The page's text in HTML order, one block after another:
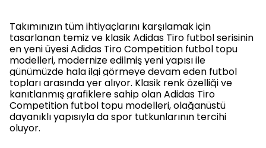
Takımınızın tüm ihtiyaçlarını karşılamak için
tasarlanan temiz ve klasik Adidas Tiro futbol serisinin
en yeni üyesi Adidas Tiro Competition futbol topu
modelleri, modernize edilmiş yeni yapısı ile
günümüzde hala ilgi görmeye devam eden futbol
topları arasında yer alıyor. Klasik renk özelliği ve
kanıtlanmış grafiklere sahip olan Adidas Tiro
Competition futbol topu modelleri, olağanüstü
dayanıklı yapısıyla da spor tutkunlarının tercihi
oluyor.